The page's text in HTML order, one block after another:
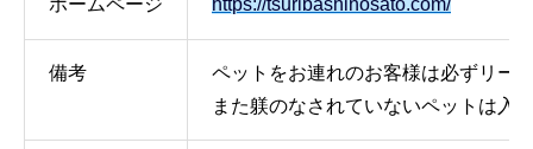
備考
ペットをお連れのお客様は必ずリー
また躾のなされていないペットは入